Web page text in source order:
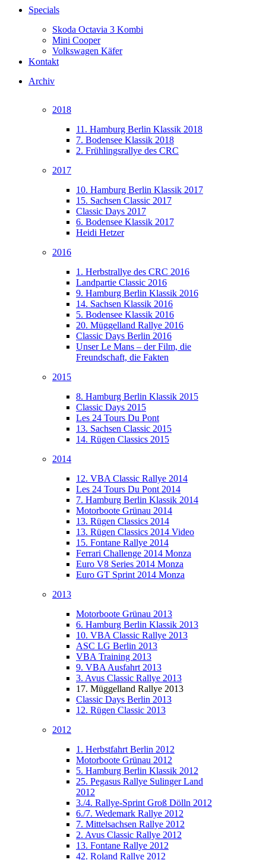
Specials
Skoda Octavia 3 Kombi
Mini Cooper
Volkswagen Käfer
Kontakt
Archiv
2018
11. Hamburg Berlin Klassik 2018
7. Bodensee Klassik 2018
2. Frühlingsrallye des CRC
2017
10. Hamburg Berlin Klassik 2017
15. Sachsen Classic 2017
Classic Days 2017
6. Bodensee Klassik 2017
Heidi Hetzer
2016
1. Herbstrallye des CRC 2016
Landpartie Classic 2016
9. Hamburg Berlin Klassik 2016
14. Sachsen Klassik 2016
5. Bodensee Klassik 2016
20. Müggelland Rallye 2016
Classic Days Berlin 2016
Unser Le Mans – der Film, die
Freundschaft, die Fakten
2015
8. Hamburg Berlin Klassik 2015
Classic Days 2015
Les 24 Tours Du Pont
13. Sachsen Classic 2015
14. Rügen Classics 2015
2014
12. VBA Classic Rallye 2014
Les 24 Tours Du Pont 2014
7. Hamburg Berlin Klassik 2014
Motorboote Grünau 2014
13. Rügen Classics 2014
13. Rügen Classics 2014 Video
15. Fontane Rallye 2014
Ferrari Challenge 2014 Monza
Euro V8 Series 2014 Monza
Euro GT Sprint 2014 Monza
2013
Motorboote Grünau 2013
6. Hamburg Berlin Klassik 2013
10. VBA Classic Rallye 2013
ASC LG Berlin 2013
VBA Training 2013
9. VBA Ausfahrt 2013
3. Avus Classic Rallye 2013
17. Müggelland Rallye 2013
Classic Days Berlin 2013
12. Rügen Classic 2013
2012
1. Herbstfahrt Berlin 2012
Motorboote Grünau 2012
5. Hamburg Berlin Klassik 2012
25. Pegasus Rallye Sulinger Land
2012
3./4. Rallye-Sprint Groß Dölln 2012
6./7. Wedemark Rallye 2012
7. Mittelsachsen Rallye 2012
2. Avus Classic Rallye 2012
13. Fontane Rallye 2012
42. Roland Rallye 2012